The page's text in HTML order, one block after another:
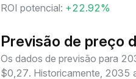
ROI potencial: +22.92%
Previsão de preço
Os dados de previsão para
$0,27. Historicamente, 2035